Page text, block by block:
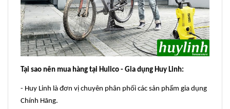
Tại sao nên mua hàng tại Hulico - Gia dụng Huy Linh:
- Huy Linh là đơn vị chuyên phân phối các sản phẩm gia dụng
Chính Hãng.